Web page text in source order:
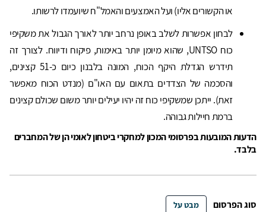
או הקשורים אליו) ועל האמצעים והאמל"ח שיועמדו לרשותו.
לבחון אפשרות לשלב באופן נרחב יותר לאורך הגבול את משקיפי
כוח UNTSO, שהוא מיומן יותר באימות, פיקוח ודיווח. לצורך זה
תידרש הגדלת היקף הכוח, המונה בלבנון כיום כ-51 קצינים,
והסכמה של הצדדים בתאום עם האו"ם (מנדט הכוח מאפשר
זאת). ייתכן שמשקיפי כוח זה יהיו יעילים יותר משום שכולם קצינים
ברמת חיילות גבוהה.
הדעות המובעות בפרסומי המכון למחקרי ביטחון לאומי הן של המחברים
בלבד.
סוג הפרסום מבט על